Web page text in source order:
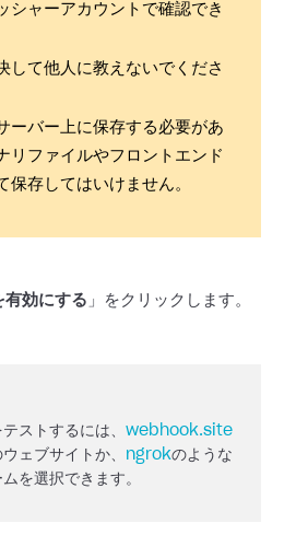
シャーアカウントで確認でき
して他人に教えないでくださ
ーバー上に保存する必要があ
リファイルやフロントエンド
保存してはいけません。
有効にする 」をクリックします。
ストするには、 webhook.site
ェブサイトか、
ngrokのような
を選択できます。